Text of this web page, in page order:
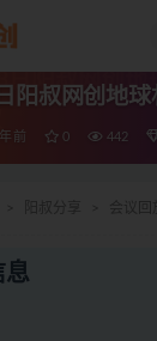
阳叔网创地球
前 0 442
息